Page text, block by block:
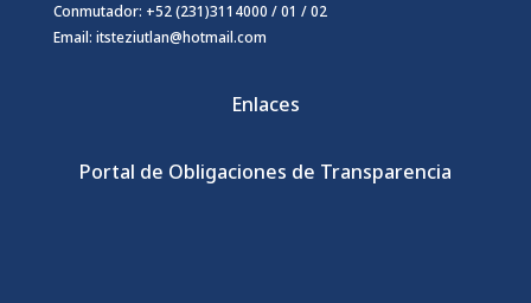
Conmutador: +52 (231)3114000 / 01 / 02
Email: itsteziutlan@hotmail.com
Enlaces
Portal de Obligaciones de Transparencia